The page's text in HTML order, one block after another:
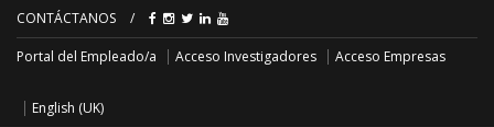
CONTÁCTANOS /
Portal del Empleado/a Acceso Investigadores Acceso Empresas
English (UK)